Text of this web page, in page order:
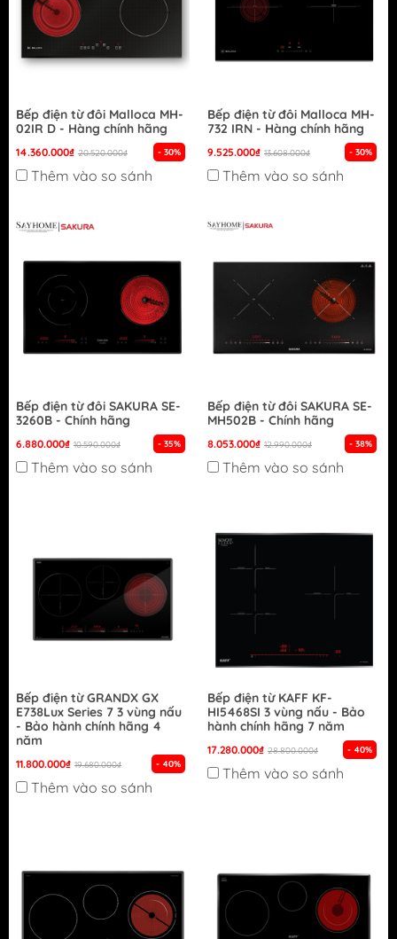
Bếp điện từ đôi Malloca MH-
02IR D - Hàng chính hãng
14.360.000₫ 20.520.000₫ - 30%
Thêm vào so sánh
Bếp điện từ đôi Malloca MH-
732 IRN - Hàng chính hãng
9.525.000₫ 13.608.000₫ - 30%
Thêm vào so sánh
Bếp điện từ đôi SAKURA SE-
3260B - Chính hãng
6.880.000₫ 10.590.000₫ - 35%
Thêm vào so sánh
Bếp điện từ đôi SAKURA SE-
MH502B - Chính hãng
8.053.000₫ 12.990.000₫ - 38%
Thêm vào so sánh
Bếp điện từ GRANDX GX
E738Lux Series 7 3 vùng nấu
- Bảo hành chính hãng 4
năm
11.800.000₫ 19.680.000₫ - 40%
Thêm vào so sánh
Bếp điện từ KAFF KF-
HI5468SI 3 vùng nấu - Bảo
hành chính hãng 7 năm
17.280.000₫ 28.800.000₫ - 40%
Thêm vào so sánh